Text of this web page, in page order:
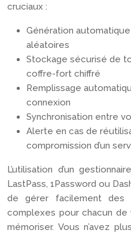
cruciaux :
Génération
aléatoires
Stockage sécurisé de
coffre-fort chiffré
Remplissage
connexion
Synchronisation entre
Alerte en cas de
compromission d’un
L’utilisation d’un
LastPass, 1Password ou
de gérer facilement
complexes pour chacun
mémoriser. Vous n’avez